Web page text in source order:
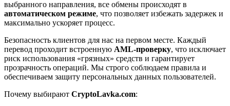
выбранного направления, все обмены происходят в
автоматическом режиме, что позволяет избежать задержек и
максимально ускоряет процесс.
Безопасность клиентов для нас на первом месте. Каждый
перевод проходит встроенную AML-проверку, что исключает
риск использования «грязных» средств и гарантирует
прозрачность операций. Мы строго соблюдаем правила и
обеспечиваем защиту персональных данных пользователей.
Почему выбирают CryptoLavka.com: